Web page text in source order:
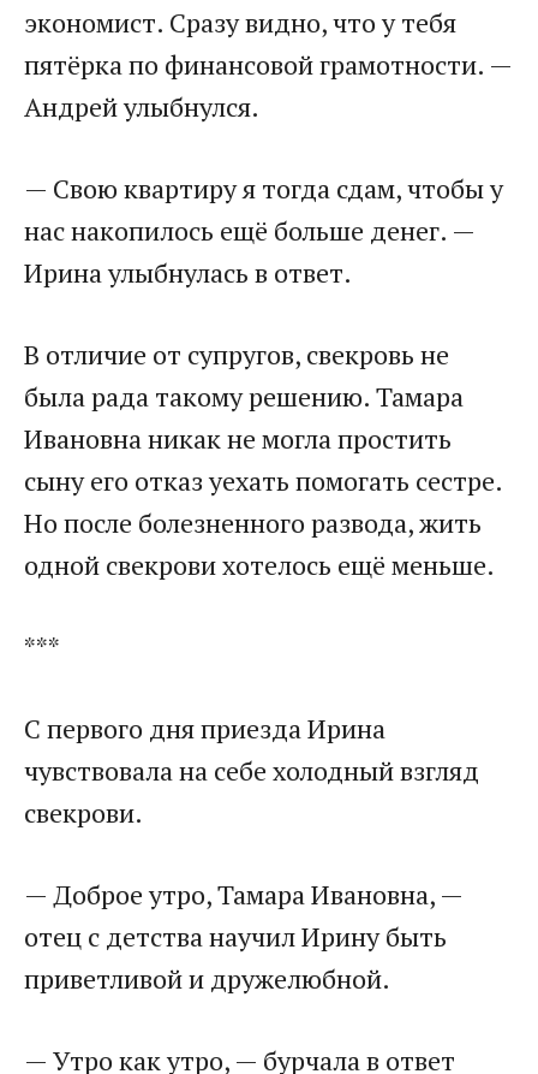
экономист. Сразу видно, что у тебя
пятёрка по финансовой грамотности. —
Андрей улыбнулся.​
​— Свою квартиру я тогда сдам, чтобы у
нас накопилось ещё больше денег. —
Ирина улыбнулась в ответ.​
​В отличие от супругов, свекровь не
была рада такому решению. Тамара
Ивановна никак не могла простить
сыну его отказ уехать помогать сестре.
Но после болезненного развода, жить
одной свекрови хотелось ещё меньше.​
​***​
​С первого дня приезда Ирина
чувствовала на себе холодный взгляд
свекрови.​
​— Доброе утро, Тамара Ивановна, —
отец с детства научил Ирину быть
приветливой и дружелюбной.​
​— Утро как утро, — бурчала в ответ